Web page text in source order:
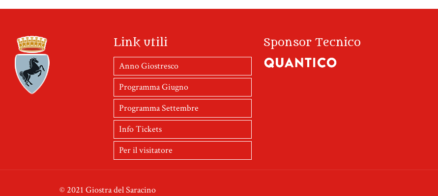
Link utili
Anno Giostresco
Programma Giugno
Programma Settembre
Info Tickets
Per il visitatore
Sponsor Tecnico
© 2021 Giostra del Saracino